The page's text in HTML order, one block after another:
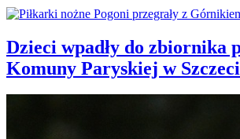
Dzieci wpadły do zbiornika
Komuny Paryskiej w